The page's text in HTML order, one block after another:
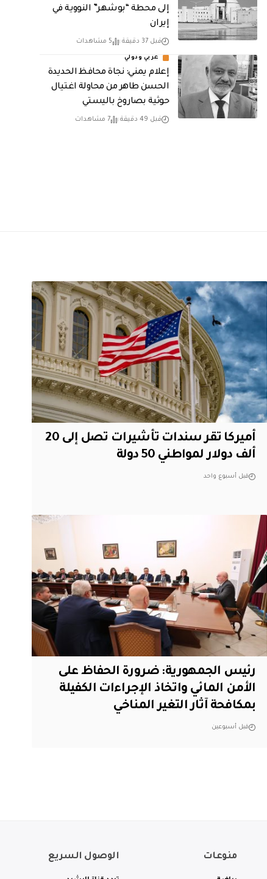
إلى محطة “بوشهر” النووية في
إيران
قبل 37 دقيقة 5 مشاهدات
عربي ودولي
إعلام يمني: نجاة محافظ الحديدة
الحسن طاهر من محاولة اغتيال
حوثية بصاروخ باليستي
قبل 49 دقيقة 7 مشاهدات
أميركا تقر سندات تأشيرات تصل إلى 20
ألف دولار لمواطني 50 دولة
قبل أسبوع واحد
رئيس الجمهورية: ضرورة الحفاظ على
الأمن المائي واتخاذ الإجراءات الكفيلة
بمكافحة آثار التغير المناخي
قبل أسبوعين
منوعات الوصول السريع